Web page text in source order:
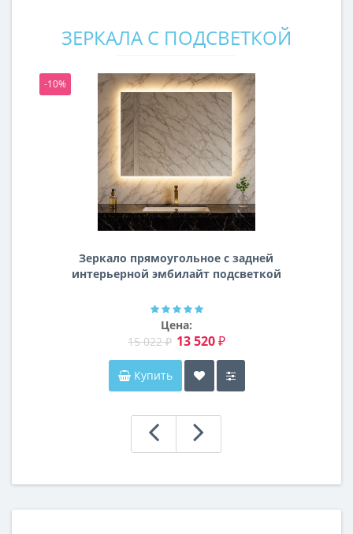
ЗЕРКАЛА С ПОДСВЕТКОЙ
-10%
Зеркало прямоугольное с задней
интерьерной эмбилайт подсветкой
Цена:
15 022 ₽ 13 520 ₽
Купить